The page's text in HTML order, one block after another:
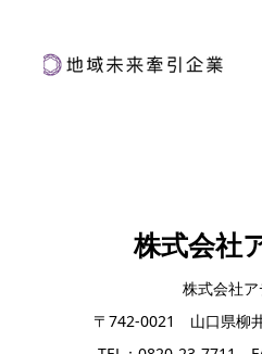
株式会社
株式会社
〒742-0021 山口県柳